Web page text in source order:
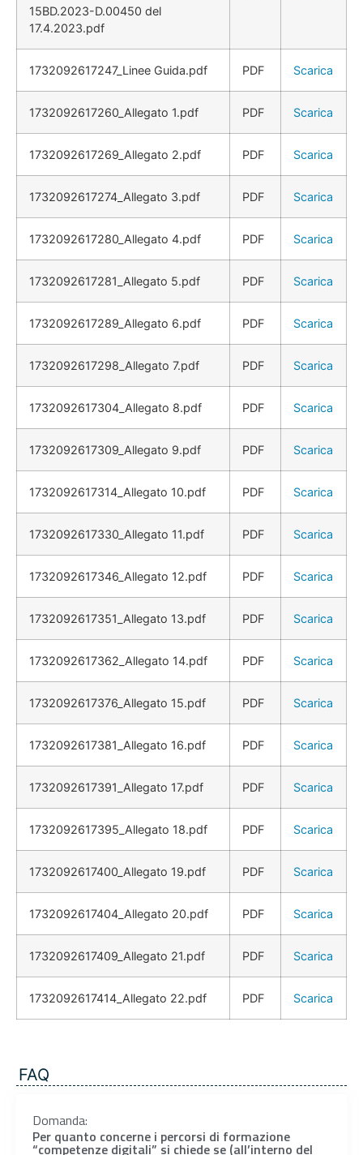
15BD.2023-D.00450 del
17.4.2023.pdf
1732092617247_Linee Guida.pdf PDF Scarica
1732092617260_Allegato 1.pdf PDF Scarica
1732092617269_Allegato 2.pdf PDF Scarica
1732092617274_Allegato 3.pdf PDF Scarica
1732092617280_Allegato 4.pdf PDF Scarica
1732092617281_Allegato 5.pdf PDF Scarica
1732092617289_Allegato 6.pdf PDF Scarica
1732092617298_Allegato 7.pdf PDF Scarica
1732092617304_Allegato 8.pdf PDF Scarica
1732092617309_Allegato 9.pdf PDF Scarica
1732092617314_Allegato 10.pdf PDF Scarica
1732092617330_Allegato 11.pdf PDF Scarica
1732092617346_Allegato 12.pdf PDF Scarica
1732092617351_Allegato 13.pdf PDF Scarica
1732092617362_Allegato 14.pdf PDF Scarica
1732092617376_Allegato 15.pdf PDF Scarica
1732092617381_Allegato 16.pdf PDF Scarica
1732092617391_Allegato 17.pdf PDF Scarica
1732092617395_Allegato 18.pdf PDF Scarica
1732092617400_Allegato 19.pdf PDF Scarica
1732092617404_Allegato 20.pdf PDF Scarica
1732092617409_Allegato 21.pdf PDF Scarica
1732092617414_Allegato 22.pdf PDF Scarica
FAQ
Domanda:
Per quanto concerne i percorsi di formazione
“competenze digitali” si chiede se (all’interno del